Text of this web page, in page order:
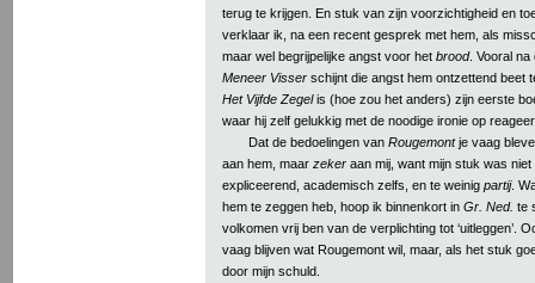
terug te krijgen. En stuk van zijn voorzichtigheid en
verklaar ik, na een recent gesprek met hem, als
maar wel begrijpelijke angst voor het brood. Vooral na
Meneer Visser schijnt die angst hem ontzettend beet
Het Vijfde Zegelis (hoe zou het anders) zijn eerste
waar hij zelf gelukkig met de noodige ironie op
Dat de bedoelingen van Rougemontje vaag
aan hem, maar zeker aan mij, want mijn stuk was
expliceerend, academisch zelfs, en te weinig partij.
hem te zeggen heb, hoop ik binnenkort in Gr. Ned. te
volkomen vrij ben van de verplichting tot ‘uitleggen’.
vaag blijven wat Rougemont wil, maar, als het stuk
door mijn schuld.